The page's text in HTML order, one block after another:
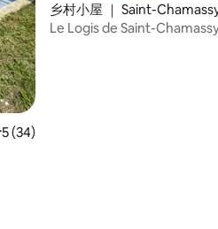
均评分 5 分（满分 5 分），共 34 条评
5 (34)
乡村小屋 ｜ Saint-
Le Logis de Saint-